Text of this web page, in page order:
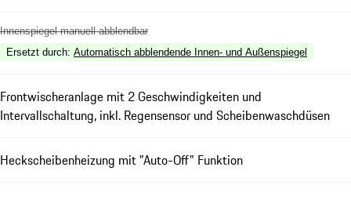
Innenspiegel manuell abblendbar
Ersetzt durch: Automatisch abblendende Innen- und Außenspiegel
Frontwischeranlage mit 2 Geschwindigkeiten und
Intervallschaltung, inkl. Regensensor und Scheibenwaschdüsen
Heckscheibenheizung mit "Auto-Off" Funktion